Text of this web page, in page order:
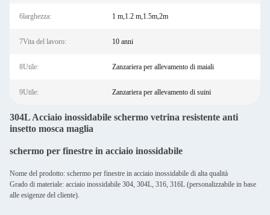
6larghezza: 1 m,1.2 m,1.5m,2m
7Vita del lavoro: 10 anni
8Utile: Zanzariera per allevamento di maiali
9Utile: Zanzariera per allevamento di suini
304L Acciaio inossidabile schermo vetrina resistente anti
insetto mosca maglia
schermo per finestre in acciaio inossidabile
Nome del prodotto: schermo per finestre in acciaio inossidabile di alta qualità
Grado di materiale: acciaio inossidabile 304, 304L, 316, 316L (personalizzabile in base
alle esigenze del cliente).